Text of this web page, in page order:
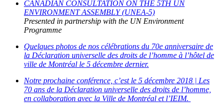
CANADIAN CONSULTATION ON THE 5TH UN
ENVIRONMENT ASSEMBLY (UNEA-5)
Presented in partnership with the UN Environment
Programme
Quelques photos de nos célébrations du 70e anniversaire de
la Déclaration universelle des droits de l’homme à l’hôtel de
ville de Montréal le 5 décembre dernier.
Notre prochaine conférence, c’est le 5 décembre 2018 | Les
70 ans de la Déclaration universelle des droits de l’homme,
en collaboration avec la Ville de Montréal et l’IEIM.